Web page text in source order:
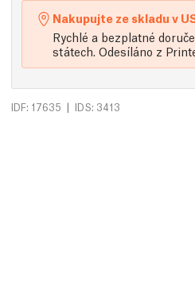
Nakupujte ze skladu v
Rychlé a bezplatné
státech. Odesíláno z
IDF: 17635 | IDS: 3413